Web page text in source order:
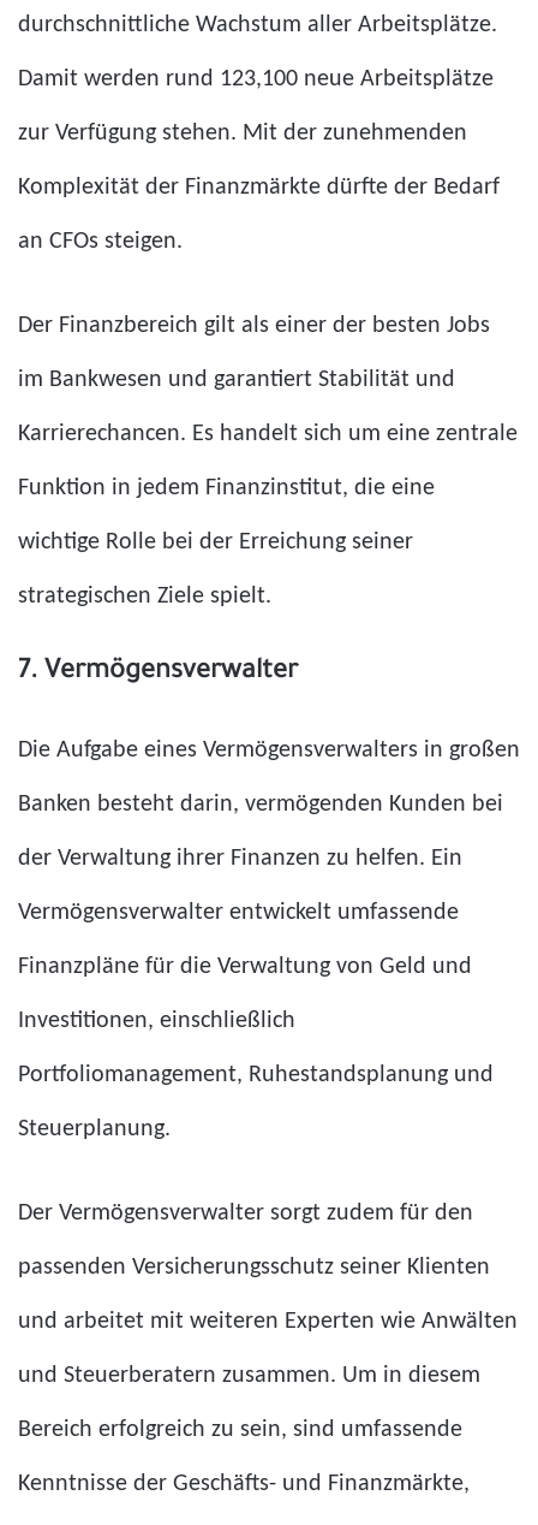
durchschnittliche Wachstum aller Arbeitsplätze.
Damit werden rund 123,100 neue Arbeitsplätze
zur Verfügung stehen. Mit der zunehmenden
Komplexität der Finanzmärkte dürfte der Bedarf
an CFOs steigen.
Der Finanzbereich gilt als einer der besten Jobs
im Bankwesen und garantiert Stabilität und
Karrierechancen. Es handelt sich um eine zentrale
Funktion in jedem Finanzinstitut, die eine
wichtige Rolle bei der Erreichung seiner
strategischen Ziele spielt.
7. Vermögensverwalter
Die Aufgabe eines Vermögensverwalters in großen
Banken besteht darin, vermögenden Kunden bei
der Verwaltung ihrer Finanzen zu helfen. Ein
Vermögensverwalter entwickelt umfassende
Finanzpläne für die Verwaltung von Geld und
Investitionen, einschließlich
Portfoliomanagement, Ruhestandsplanung und
Steuerplanung.
Der Vermögensverwalter sorgt zudem für den
passenden Versicherungsschutz seiner Klienten
und arbeitet mit weiteren Experten wie Anwälten
und Steuerberatern zusammen. Um in diesem
Bereich erfolgreich zu sein, sind umfassende
Kenntnisse der Geschäfts- und Finanzmärkte,